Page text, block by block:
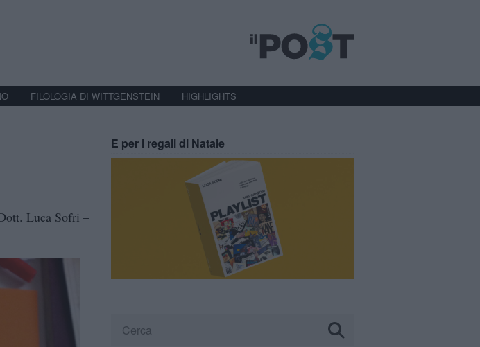
FILOLOGIA DI WITTGENSTEIN HIGHLIGHTS
Luca Sofri –
E per i regali di Natale